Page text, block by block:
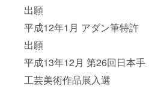
出願
平成12年1月 アダン筆特許
出願
平成13年12月 第26回日本手
工芸美術作品展入選